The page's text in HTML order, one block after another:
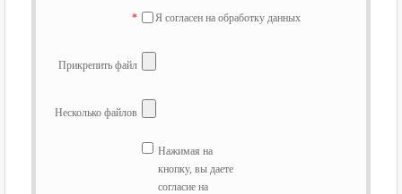
* Я согласен на обработку данных
Прикрепить файл
Несколько файлов
Нажимая на
кнопку, вы даете
согласие на